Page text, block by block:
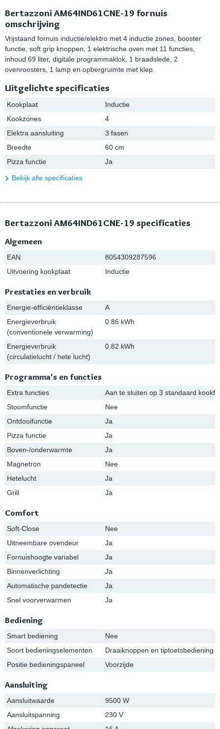
Bertazzoni AM64IND61CNE-19 fornuis
omschrijving
Vrijstaand fornuis inductie/elektro met 4 inductie zones, booster
functie, soft grip knoppen, 1 elektrische oven met 11 functies,
inhoud 69 liter, digitale programmaklok, 1 braadslede, 2
ovenroosters, 1 lamp en opbergruimte met klep.
Uitgelichte specificaties
Kookplaat
Inductie
Kookzones
4
Elektra aansluiting
3 fasen
Breedte
60 cm
Pizza functie
Ja
Bekijk alle specificaties
Bertazzoni AM64IND61CNE-19 specificaties
Algemeen
EAN
8054309287596
Uitvoering kookplaat
Inductie
Prestaties en verbruik
Energie-efficiëntieklasse
A
Energieverbruik
(conventionele verwarming)
0.86 kWh
Energieverbruik
(circulatielucht / hete lucht)
0.82 kWh
Programma's en functies
Extra functies
Aan te sluiten op 3 standaard
Stoomfunctie
Nee
Ontdooifunctie
Ja
Pizza functie
Ja
Boven-/onderwarmte
Ja
Magnetron
Nee
Hetelucht
Ja
Grill
Ja
Comfort
Soft-Close
Nee
Uitneembare ovendeur
Ja
Fornuishoogte variabel
Ja
Binnenverlichting
Ja
Automatische pandetectie
Ja
Snel voorverwarmen
Ja
Bediening
Smart bediening
Nee
Soort bedieningselementen
Draaiknoppen en tiptoetsbediening
Positie bedieningspaneel
Voorzijde
Aansluiting
Aansluitwaarde
9500 W
Aansluitspanning
230 V